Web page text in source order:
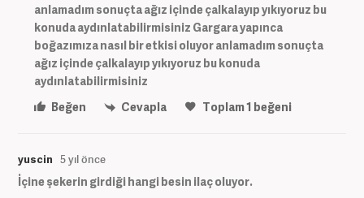
anlamadım sonuçta ağız içinde çalkalayıp yıkıyoruz bu
konuda aydınlatabilirmisiniz Gargara yapınca
boğazımıza nasıl bir etkisi oluyor anlamadım sonuçta
ağız içinde çalkalayıp yıkıyoruz bu konuda
aydınlatabilirmisiniz
Beğen
Cevapla Toplam1 beğeni
yuscin 5 yıl önce
İçine şekerin girdiği hangi besin ilaç oluyor.